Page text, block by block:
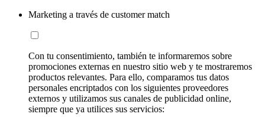
Marketing a través de customer match
Con tu consentimiento, también te informaremos sobre
promociones externas en nuestro sitio web y te mostraremos
productos relevantes. Para ello, comparamos tus datos
personales encriptados con los siguientes proveedores
externos y utilizamos sus canales de publicidad online,
siempre que ya utilices sus servicios: